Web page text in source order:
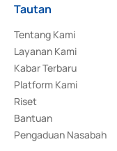
Tautan
Tentang Kami
Layanan Kami
Kabar Terbaru
Platform Kami
Riset
Bantuan
Pengaduan Nasabah